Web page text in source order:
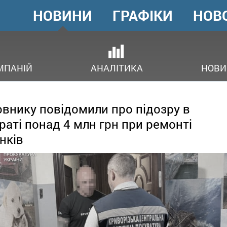
ГОЛОВНЕ
МЕНЮ
НОВИНИ
АНАЛІТИКА
ГРАФІКИ
повідомили про підозру в
понад 4 млн грн при ремонті